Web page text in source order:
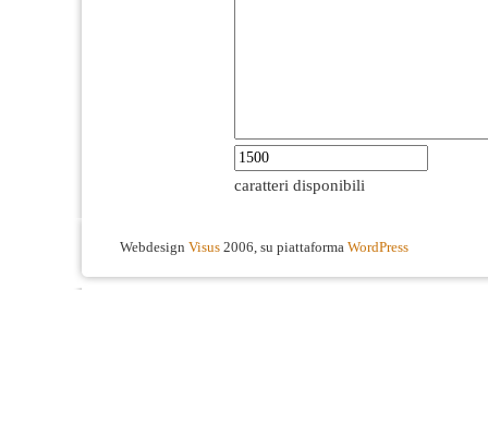
caratteri disponibili
Webdesign Visus 2006, su piattaforma WordPress